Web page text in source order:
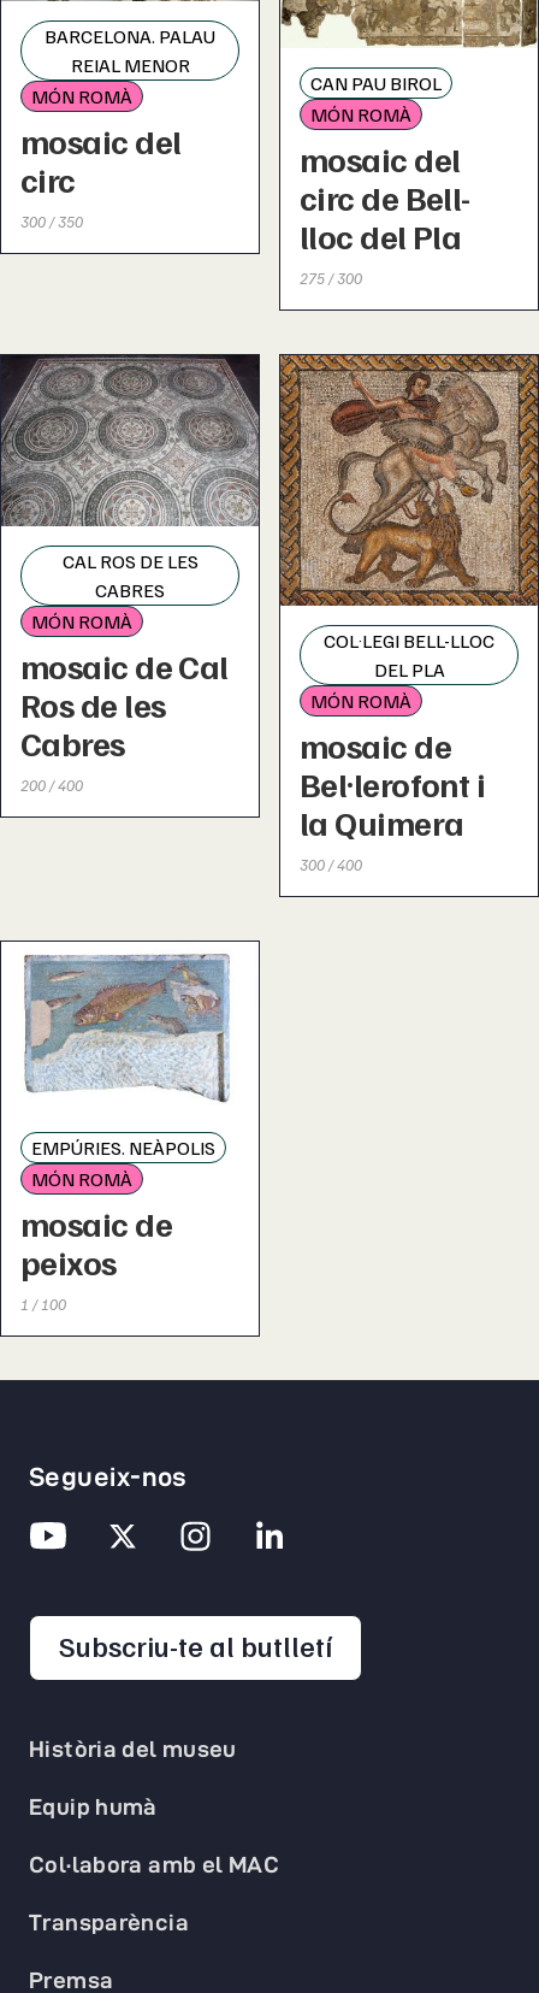
BARCELONA. PALAU
REIAL MENOR
MÓN ROMÀ
mosaic del
circ
300 / 350
CAN PAU BIROL
MÓN ROMÀ
mosaic del
circ de Bell-
lloc del Pla
275 / 300
CAL ROS DE LES
CABRES
MÓN ROMÀ
mosaic de Cal
Ros de les
Cabres
200 / 400
COL·LEGI BELL-LLOC
DEL PLA
MÓN ROMÀ
mosaic de
Bel·lerofont i
la Quimera
300 / 400
EMPÚRIES. NEÀPOLIS
MÓN ROMÀ
mosaic de
peixos
1 / 100
Història del museu
Equip humà
Col·labora amb el MAC
Transparència
Premsa
Segueix-nos
Subscriu-te al butlletíopens in a new